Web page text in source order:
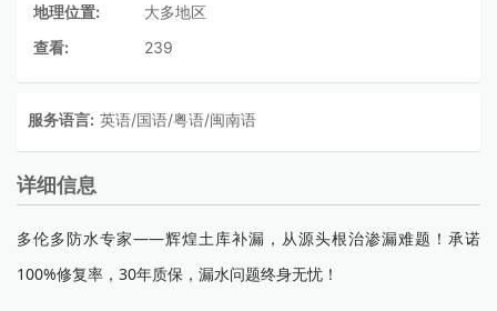
地理位置:
大多地区
查看:
239
服务语言: 英语/国语/粤语/闽南语
详细信息
多伦多防水专家——辉煌土库补漏，从源头根治渗漏难题！承诺
100%修复率，30年质保，漏水问题终身无忧！